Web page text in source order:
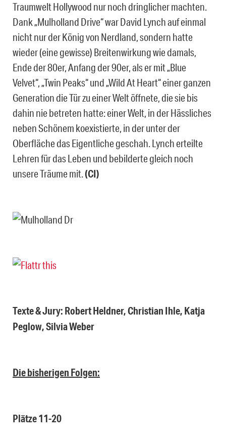
Traumwelt Hollywood nur noch dringlicher machten.
Dank „Mulholland Drive“ war David Lynch auf einmal
nicht nur der König von Nerdland, sondern hatte
wieder (eine gewisse) Breitenwirkung wie damals,
Ende der 80er, Anfang der 90er, als er mit „Blue
Velvet“, „Twin Peaks“ und „Wild At Heart“ einer ganzen
Generation die Tür zu einer Welt öffnete, die sie bis
dahin nie betreten hatte: einer Welt, in der Hässliches
neben Schönem koexistierte, in der unter der
Oberfläche das Eigentliche geschah. Lynch erteilte
Lehren für das Leben und bebilderte gleich noch
unsere Träume mit.(CI)
Texte & Jury: Robert Heldner, Christian Ihle, Katja
Peglow, Silvia Weber
Die bisherigen Folgen:
Plätze 11-20